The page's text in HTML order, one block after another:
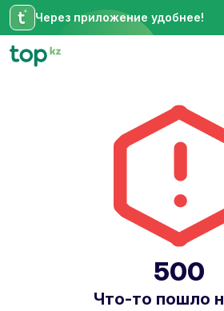
Через приложение удобнее!
500
Что-то пошло